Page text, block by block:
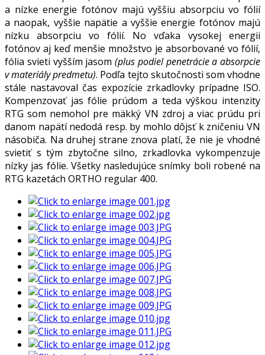
a nízke energie fotónov majú vyššiu absorpciu vo fólií
a naopak, vyššie napätie a vyššie energie fotónov majú
nízku absorpciu vo fólií. No vďaka vysokej energii
fotónov aj keď menšie množstvo je absorbované vo fólií,
fólia svieti vyšším jasom (plus podiel penetrácie a absorpcie
v materiály predmetu). Podľa tejto skutočnosti som vhodne
stále nastavoval čas expozície zrkadlovky prípadne ISO.
Kompenzovať jas fólie prúdom a teda výškou intenzity
RTG som nemohol pre mäkký VN zdroj a viac prúdu pri
danom napätí nedodá resp. by mohlo dôjsť k zničeniu VN
násobiča. Na druhej strane znova platí, že nie je vhodné
svietiť s tým zbytočne silno, zrkadlovka vykompenzuje
nízky jas fólie. Všetky nasledujúce snímky boli robené na
RTG kazetách ORTHO regular 400.